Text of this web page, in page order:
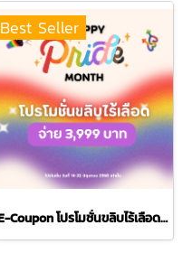
Best Seller
E-Coupon โปรโมชั่นขลิบไร้เลือด HAPPY PRIDE MONTH